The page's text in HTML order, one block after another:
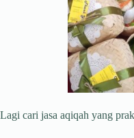
Lagi cari jasa aqiqah yang